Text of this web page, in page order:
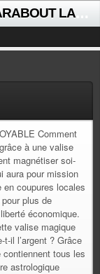
L
E PLUS GRAND ET PUISSANT MARABOUT LALAYE SORCIER VOYANT CELEBRE D'AFRIQUE INTERNATIONAL +229 +229 51021018
Comment
à une valise
magnétiser soi-
aura pour mission
en coupures locales
plus de
économique.
valise magique
il l’argent ? Grâce
tous les
astrologique